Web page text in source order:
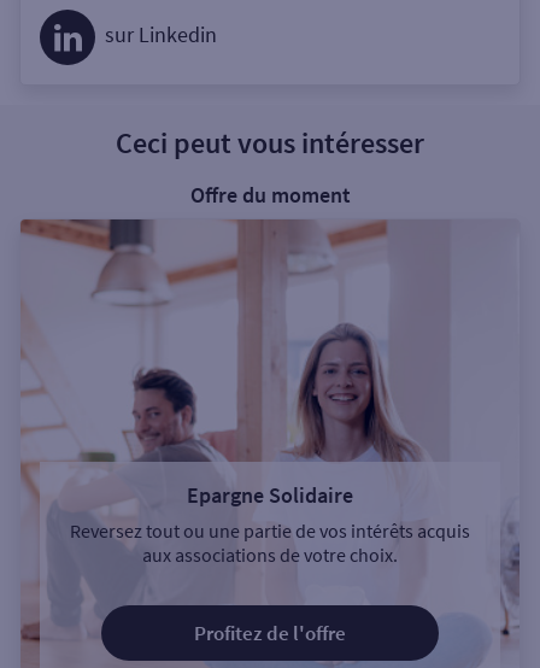
sur Linkedin
Ceci peut vous intéresser
Offre du moment
Epargne Solidaire
Reversez tout ou une partie de vos intérêts acquis
aux associations de votre choix.
Profitez de l'offre